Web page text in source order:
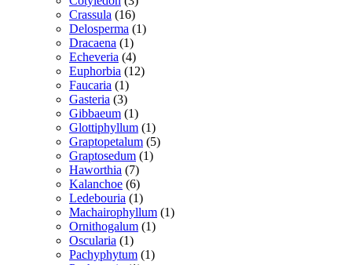
varer
Crassula 1616
varer
Delosperma 11
Dracaena 11
vare
Echeveria 44
varer
Euphorbia 1212
Faucaria 11
vare
Gasteria 33
varer
Gibbaeum 11
vare
Glottiphyllum 11
vare
Graptopetalum 55
Graptosedum 11
Haworthia 77
varer
Kalanchoe 66
varer
Ledebouria 11
vare
Machairophyllum 11
Ornithogalum 11
Oscularia 11
vare
Pachyphytum 11